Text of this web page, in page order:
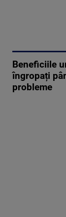
Beneficiile
îngropați
probleme